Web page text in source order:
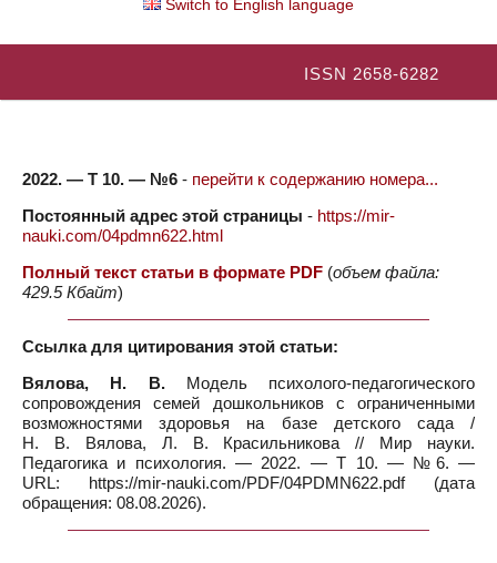
Switch to English language
ISSN 2658-6282
2022. — Т 10. — №6 - перейти к содержанию номера...
Постоянный адрес этой страницы - https://mir-
nauki.com/04pdmn622.html
Полный текст статьи в формате PDF (объем файла:
429.5 Кбайт)
Ссылка для цитирования этой статьи:
Вялова, Н. В.Модель психолого-педагогического
сопровождения семей дошкольников с ограниченными
возможностями здоровья на базе детского сада /
Н. В. Вялова, Л. В. Красильникова // Мир науки.
Педагогика и психология. — 2022. — Т 10. — №6. —
URL: https://mir-nauki.com/PDF/04PDMN622.pdf (дата
обращения: 08.08.2026).